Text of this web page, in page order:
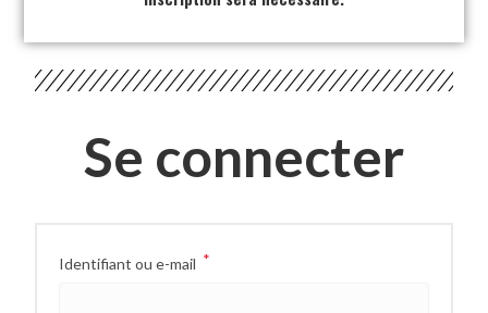
Se connecter
Identifiant ou e-mail *